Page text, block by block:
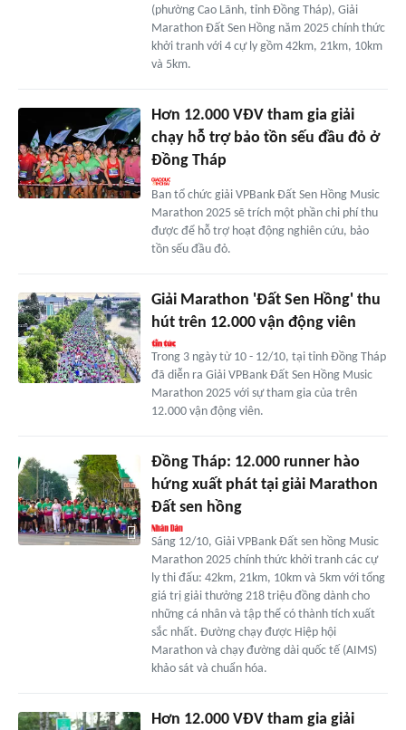
(phường Cao Lãnh, tỉnh Đồng Tháp), Giải
Marathon Đất Sen Hồng năm 2025 chính thức
khởi tranh với 4 cự ly gồm 42km, 21km, 10km
và 5km.
Hơn 12.000 VĐV tham gia giải
chạy hỗ trợ bảo tồn sếu đầu đỏ ở
Đồng Tháp
Ban tổ chức giải VPBank Đất Sen Hồng Music
Marathon 2025 sẽ trích một phần chi phí thu
được để hỗ trợ hoạt động nghiên cứu, bảo
tồn sếu đầu đỏ.
Giải Marathon 'Đất Sen Hồng' thu
hút trên 12.000 vận động viên
Trong 3 ngày từ 10 - 12/10, tại tỉnh Đồng Tháp
đã diễn ra Giải VPBank Đất Sen Hồng Music
Marathon 2025 với sự tham gia của trên
12.000 vận động viên.
Đồng Tháp: 12.000 runner hào
hứng xuất phát tại giải Marathon
Đất sen hồng
Sáng 12/10, Giải VPBank Đất sen hồng Music
Marathon 2025 chính thức khởi tranh các cự
ly thi đấu: 42km, 21km, 10km và 5km với tổng
giá trị giải thưởng 218 triệu đồng dành cho
những cá nhân và tập thể có thành tích xuất
sắc nhất. Đường chạy được Hiệp hội
Marathon và chạy đường dài quốc tế (AIMS)
khảo sát và chuẩn hóa.
Hơn 12.000 VĐV tham gia giải